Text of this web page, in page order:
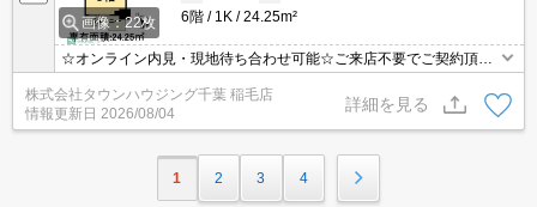
画像：22枚
6階
1K 24.25m²
☆オンライン内見・現地待ち合わせ可能☆ご来店不要でご契約頂く
事も可能です！お部屋探しは【タウンハウジング蘇我店】にお任せ
ください！
株式会社タウンハウジング千葉 稲毛店
情報更新日 2026/08/04
詳細を見る
1 2 3 4